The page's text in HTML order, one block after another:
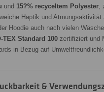
und 15?% recyceltem Polyester,
Haptik und
Hoodie auch nach vielen
TEX Standard 100 zertifiziert und
in Bezug auf
&